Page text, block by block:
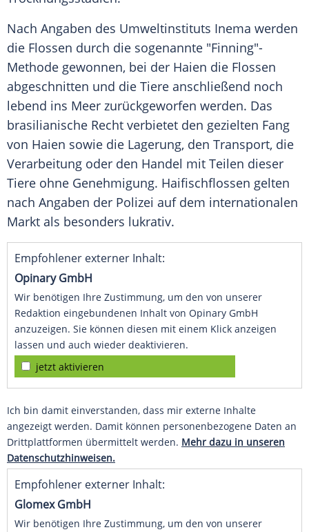
Nach Angaben des Umweltinstituts Inema werden
die Flossen durch die sogenannte "Finning"-
Methode gewonnen, bei der Haien die Flossen
abgeschnitten und die Tiere anschließend noch
lebend ins Meer zurückgeworfen werden. Das
brasilianische Recht verbietet den gezielten Fang
von Haien sowie die Lagerung, den Transport, die
Verarbeitung oder den Handel mit Teilen dieser
Tiere ohne Genehmigung. Haifischflossen gelten
nach Angaben der Polizei auf dem internationalen
Markt als besonders lukrativ.
Empfohlener externer Inhalt:
Opinary GmbH
Wir benötigen Ihre Zustimmung, um den von unserer
Redaktion eingebundenen Inhalt von Opinary GmbH
anzuzeigen. Sie können diesen mit einem Klick anzeigen
lassen und auch wieder deaktivieren.
jetzt aktivieren
Ich bin damit einverstanden, dass mir externe Inhalte
angezeigt werden. Damit können personenbezogene Daten an
Drittplattformen übermittelt werden. Mehr dazu in unseren
Datenschutzhinweisen.
Empfohlener externer Inhalt:
Glomex GmbH
Wir benötigen Ihre Zustimmung, um den von unserer